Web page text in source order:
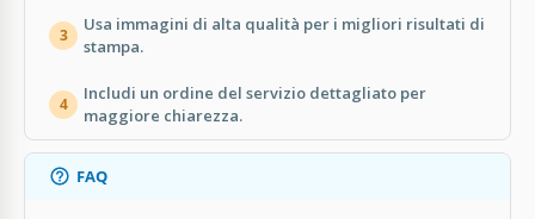
3
Usa immagini di alta qualità per i migliori risultati di
stampa.
4
Includi un ordine del servizio dettagliato per
maggiore chiarezza.
FAQ